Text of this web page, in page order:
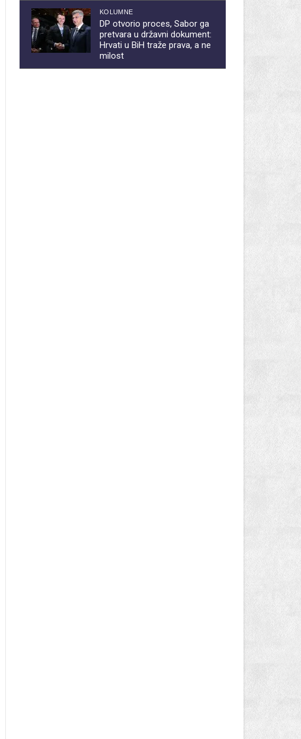
KOLUMNE
DP otvorio proces, Sabor ga
pretvara u državni dokument:
Hrvati u BiH traže prava, a ne
milost